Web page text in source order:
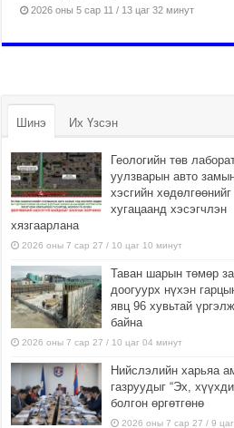
2026 оны 5 сар 11 / 13 цаг 32 минут
Шинэ Их Үзсэн
Геологийн төв
уулзварын авто
хэсгийн хөдөлгөөнийг
хугацаанд хэсэгчлэн
хязгаарлана
2026 оны 7 сар 27 / 10 цаг 10 минут
Таван шарын төмөр
доогуурх нүхэн
явц 96 хувьтай
байна
2026 оны 7 сар 27 / 10 цаг 04 минут
Нийслэлийн харьяа
газруудыг “Эх,
болгон өргөтгөнө
2026 оны 7 сар 27 / 9